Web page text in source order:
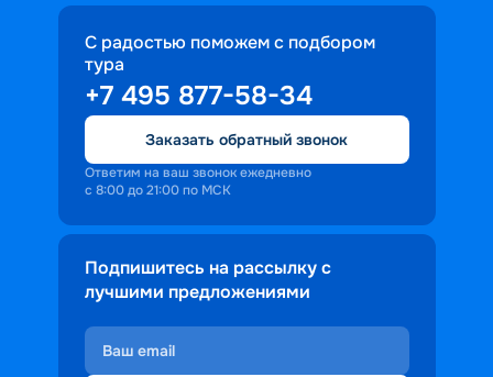
С радостью поможем с подбором
тура
+7 495 877-58-34
Заказать обратный звонок
Ответим на ваш звонок ежедневно
с 8:00 до 21:00 по МСК
Подпишитесь на рассылку с
лучшими предложениями